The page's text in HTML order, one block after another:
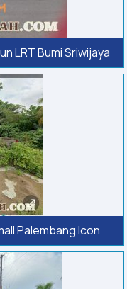
LRT Bumi Sriwijaya
Palembang Icon